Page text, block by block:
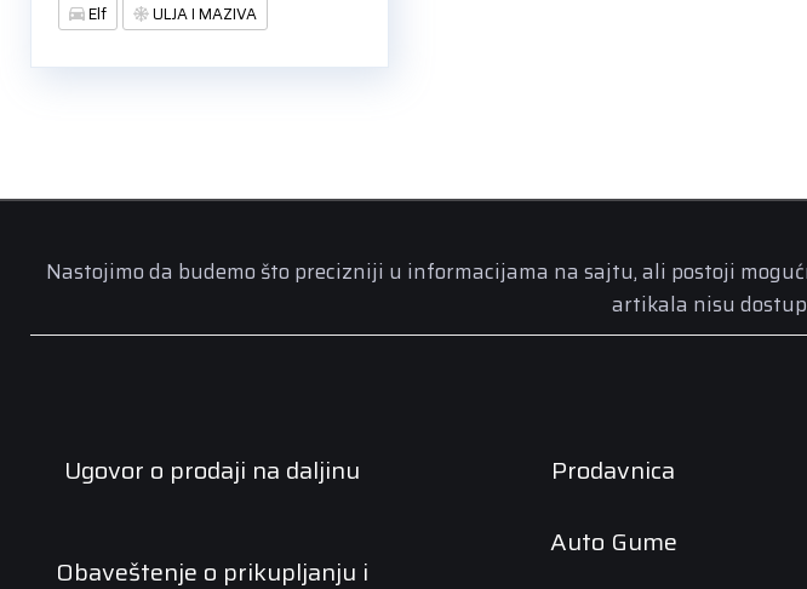
Elf ULJA I MAZIVA
Nastojimo da budemo što precizniji u informacijama na sajtu, ali postoji
artikala nisu
Ugovor o prodaji na daljinu
Obaveštenje o prikupljanju i
Prodavnica
Auto Gume